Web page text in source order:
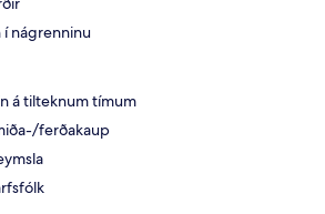
í nágrenninu
á tilteknum tímum
ferðakaup